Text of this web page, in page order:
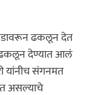
ढकलून देत
ढकलून देण्यात आलं
यांनीच संगनमत
असल्याचे